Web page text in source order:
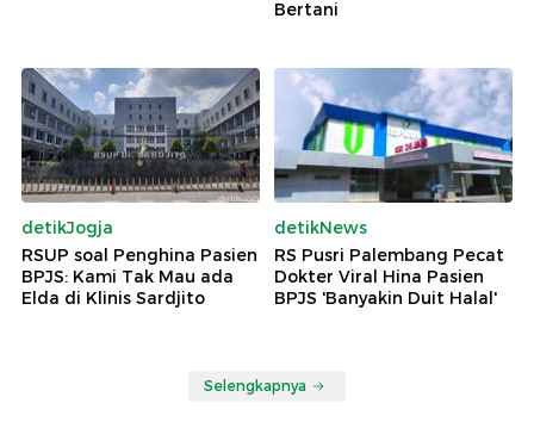
Bertani
detikJogja
RSUP soal Penghina Pasien
BPJS: Kami Tak Mau ada
Elda di Klinis Sardjito
detikNews
RS Pusri Palembang Pecat
Dokter Viral Hina Pasien
BPJS 'Banyakin Duit Halal'
Selengkapnya